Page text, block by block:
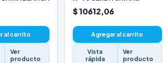
al carrito
Ver
producto
BLANCA
$ 10612,06
Agregar al carrito
Vista
rápida
Ver
producto